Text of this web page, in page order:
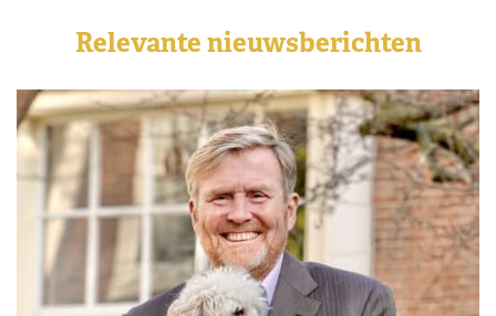
Relevante nieuwsberichten